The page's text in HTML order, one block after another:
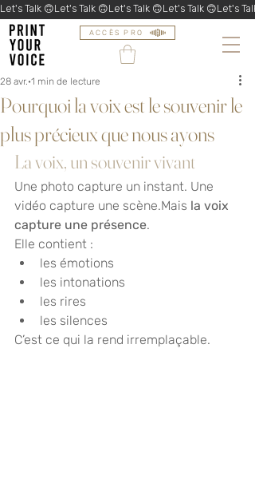
ACCÈS PRO
Let's Talk 🙃
Pourquoi la voix est le souvenir le
plus précieux que nous ayons
28 avr. 1 min de lecture
La voix, un souvenir vivant
Une photo capture un instant. Une
vidéo capture une scène.Mais la voix
capture une présence.
Elle contient :
les émotions
les intonations
les rires
les silences
C’est ce qui la rend irremplaçable.